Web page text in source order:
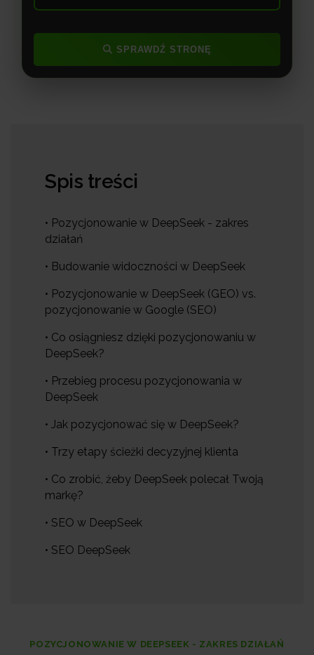
SPRAWDŹ STRONĘ
Spis treści
• Pozycjonowanie w DeepSeek - zakres
działań
• Budowanie widoczności w DeepSeek
• Pozycjonowanie w DeepSeek (GEO) vs.
pozycjonowanie w Google (SEO)
• Co osiągniesz dzięki pozycjonowaniu w
DeepSeek?
• Przebieg procesu pozycjonowania w
DeepSeek
• Jak pozycjonować się w DeepSeek?
• Trzy etapy ścieżki decyzyjnej klienta
• Co zrobić, żeby DeepSeek polecał Twoją
markę?
• SEO w DeepSeek
• SEO DeepSeek
POZYCJONOWANIE W DEEPSEEK - ZAKRES DZIAŁAŃ